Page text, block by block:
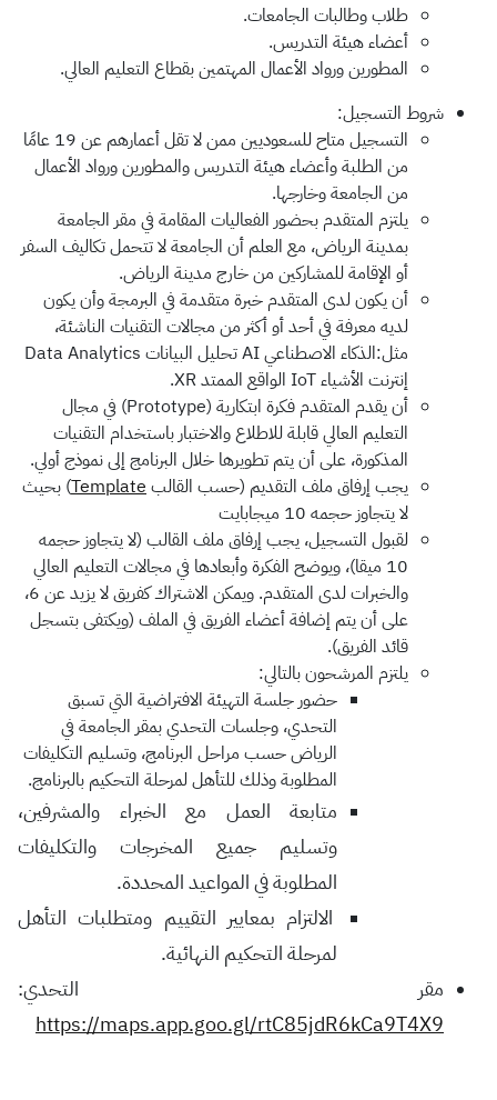
طلاب وطالبات الجامعات.
أعضاء هيئة التدريس.
المطورين ورواد الأعمال المهتمين بقطاع التعليم العالي.
شروط التسجيل:
التسجيل متاح للسعوديين ممن لا تقل أعمارهم عن 19 عامًا
من الطلبة وأعضاء هيئة التدريس والمطورين ورواد الأعمال
من الجامعة وخارجها.
يلتزم المتقدم بحضور الفعاليات المقامة في مقر الجامعة
بمدينة الرياض، مع العلم أن الجامعة لا تتحمل تكاليف السفر
أو الإقامة للمشاركين من خارج مدينة الرياض.
أن يكون لدى المتقدم خبرة متقدمة في البرمجة وأن يكون
لديه معرفة في أحد أو أكثر من مجالات التقنيات الناشئة،
مثل:الذكاء الاصطناعي AI تحليل البيانات Data Analytics
إنترنت الأشياء IoT الواقع الممتد XR.
أن يقدم المتقدم فكرة ابتكارية (Prototype) في مجال
التعليم العالي قابلة للاطلاع والاختبار باستخدام التقنيات
المذكورة، على أن يتم تطويرها خلال البرنامج إلى نموذج أولي.
يجب إرفاق ملف التقديم (حسب القالب Template) بحيث
لا يتجاوز حجمه 10 ميجابايت
لقبول التسجيل، يجب إرفاق ملف القالب (لا يتجاوز حجمه
10 ميقا)، ويوضح الفكرة وأبعادها في مجالات التعليم العالي
والخبرات لدى المتقدم. ويمكن الاشتراك كفريق لا يزيد عن 6،
على أن يتم إضافة أعضاء الفريق في الملف (ويكتفى بتسجل
قائد الفريق).
يلتزم المرشحون بالتالي:
حضور جلسة التهيئة الافتراضية التي تسبق
التحدي، وجلسات التحدي بمقر الجامعة في
الرياض حسب مراحل البرنامج، وتسليم التكليفات
المطلوبة وذلك للتأهل لمرحلة التحكيم بالبرنامج.
متابعة العمل مع الخبراء والمشرفين،
وتسليم جميع المخرجات والتكليفات
المطلوبة في المواعيد المحددة.
الالتزام بمعايير التقييم ومتطلبات التأهل
لمرحلة التحكيم النهائية.
مقر التحدي:
https://maps.app.goo.gl/rtC85jdR6kCa9T4X9